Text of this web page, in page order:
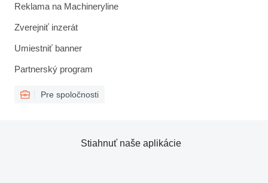
Reklama na Machineryline
Zverejniť inzerát
Umiestniť banner
Partnerský program
Pre spoločnosti
Stiahnuť naše aplikácie